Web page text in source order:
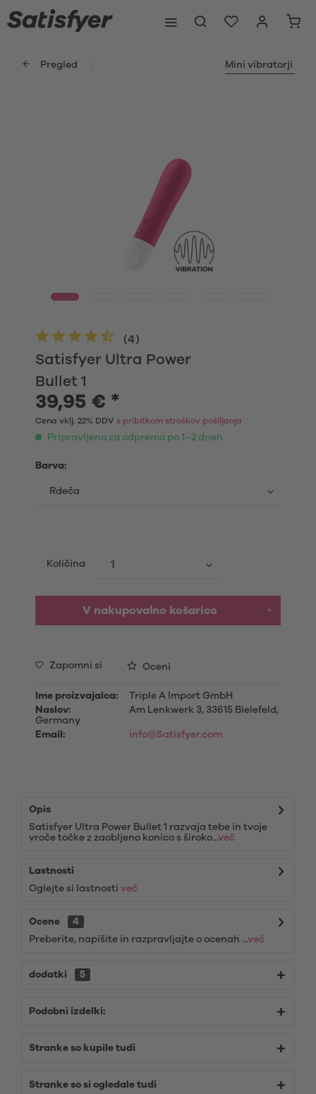
Pregled Mini vibratorji
Satisfyer Ultra Power
Bullet 1
(4)
39,95 € *
Cena vklj. 22% DDV s pribitkom stroškov pošiljanja
Pripravljeno za odpremo po 1–2 dneh
Barva:
Količina
V nakupovalno košarico
Zapomni si Oceni
Ime proizvajalca:
Triple A Import GmbH
Naslov:
Am Lenkwerk 3, 33615 Bielefeld,
Germany
Email:
info@Satisfyer.com
Opis
Satisfyer Ultra Power Bullet 1 razvaja tebe in tvoje
vroče točke z zaobljeno konico s široko...več
Lastnosti
Oglejte si lastnosti več
Ocene
4
Preberite, napišite in razpravljajte o ocenah ...več
dodatki 5
Podobni izdelki:
Stranke so kupile tudi
Stranke so si ogledale tudi